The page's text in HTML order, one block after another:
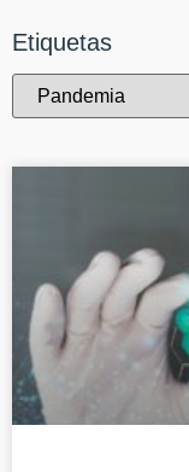
Etiquetas